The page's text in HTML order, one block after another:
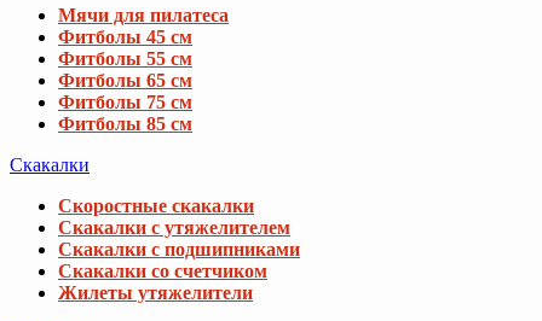
Мячи для пилатеса
Фитболы 45 см
Фитболы 55 см
Фитболы 65 см
Фитболы 75 см
Фитболы 85 см
Скакалки
Скоростные скакалки
Скакалки с утяжелителем
Скакалки с подшипниками
Скакалки со счетчиком
Жилеты утяжелители